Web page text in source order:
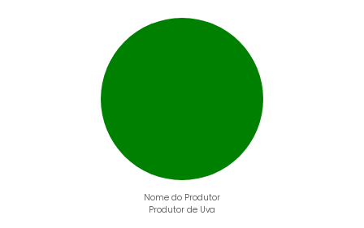
Nome do Produtor
Produtor de Uva